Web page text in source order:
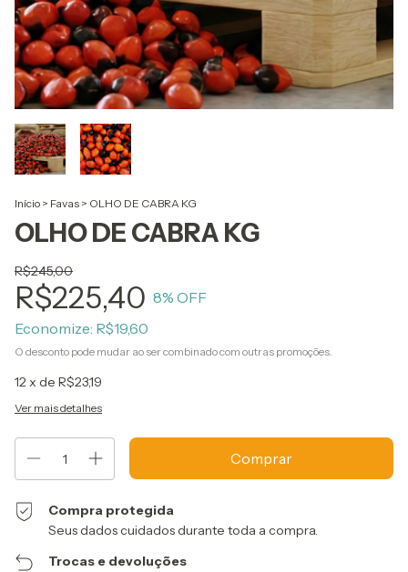
Início > Favas > OLHO DE CABRA KG
OLHO DE CABRA KG
R$245,00
R$225,40 8% OFF
Economize: R$19,60
O desconto pode mudar ao ser combinado com outras promoções.
12x de R$23,19
Ver mais detalhes
Compra protegida
Seus dados cuidados durante toda a compra.
Trocas e devoluções